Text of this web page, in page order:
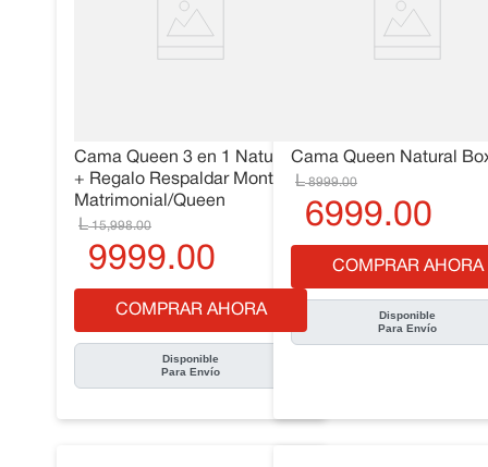
Cama Queen 3 en 1 Natural
+ Regalo Respaldar Montreal
Matrimonial/Queen
15,998.00
9999.00
COMPRAR AHORA
Disponible
Para Envío
Cama Queen Natural
8999.00
6999.00
COMPRAR AHORA
Disponible
Para Envío